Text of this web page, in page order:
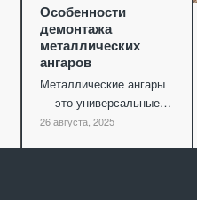
Особенности
демонтажа
металлических
ангаров
Металлические ангары
— это универсальные…
26 августа, 2025